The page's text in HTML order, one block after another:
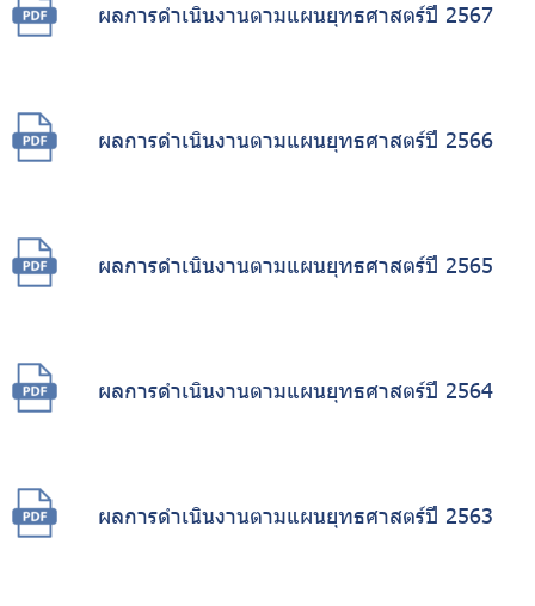
ผลการดำเนินงานตามแผนยุทธศาสตร์ปี 2567
ผลการดำเนินงานตามแผนยุทธศาสตร์ปี 2566
ผลการดำเนินงานตามแผนยุทธศาสตร์ปี 2565
ผลการดำเนินงานตามแผนยุทธศาสตร์ปี 2564
ผลการดำเนินงานตามแผนยุทธศาสตร์ปี 2563